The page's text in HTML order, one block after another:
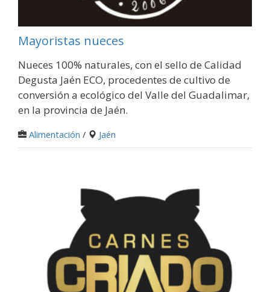
Mayoristas nueces
Nueces 100% naturales, con el sello de Calidad
Degusta Jaén ECO, procedentes de cultivo de
conversión a ecológico del Valle del Guadalimar,
en la provincia de Jaén.
Alimentación / Jaén